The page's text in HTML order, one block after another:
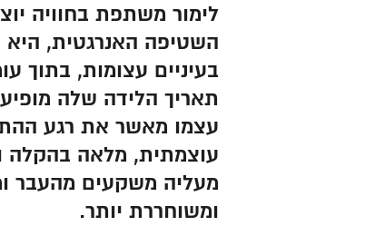
לימור משתפת בחוויה
השטיפה האנרגטית, היא
בעיניים עצומות, בתוך
תאריך הלידה שלה
עצמו מאשר את רגע
עוצמתית, מלאה בהקלה
מעליה משקעים מהעבר
ומשוחררת יותר.